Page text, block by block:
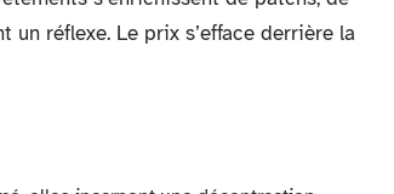
un réflexe. Le prix s’efface derrière la